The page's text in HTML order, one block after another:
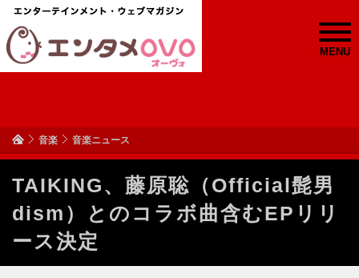
MENU
音楽 音楽ニュース
TAIKING、藤原聡（Official髭男
dism）とのコラボ曲含むEPリリ
ース決定